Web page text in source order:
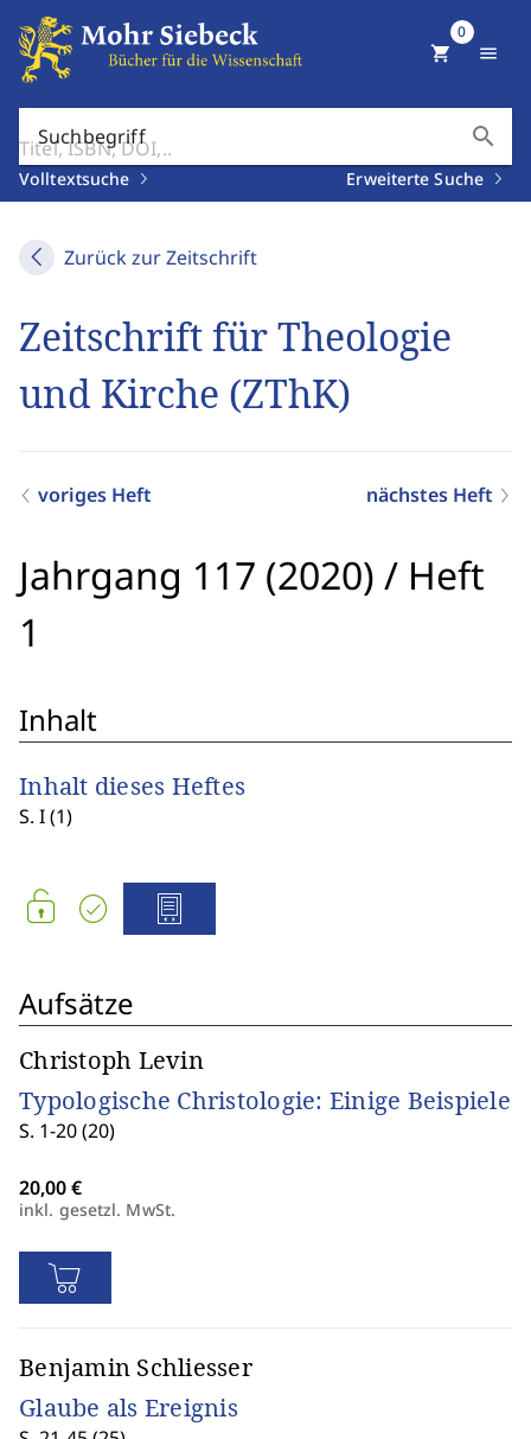
Suchbegriff search
Volltextsuche Erweiterte Suche
shopping_cart
0
menu
Zurück zur Zeitschrift
Zeitschrift für Theologie
und Kirche (ZThK)
voriges Heft nächstes Heft
Jahrgang 117 (2020) / Heft
1
Inhalt
Inhalt dieses Heftes
S. I (1)
Aufsätze
Christoph Levin
Typologische Christologie: Einige Beispiele
S. 1-20 (20)
inkl. gesetzl. MwSt.
Benjamin Schliesser
Glaube als Ereignis